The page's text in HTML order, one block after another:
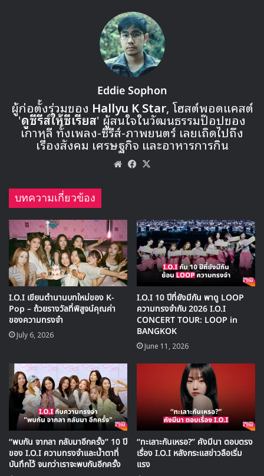
🎙GYUBIN ปลื้มเมืองไทยขนาดไหน? ถึงกลับมาถ่าย
MV เพลงใหม่ LIKE U 100 ที่กรุงเทพ
▶ คลิกดูสัมภาษณ์พิเศษ
ซึ่งจะเป็นการทำกิจกรรมควบคู่ไปกับกิจกรรมของ I.O.I ใน
Eddie Sophon
ผู้ก่อตั้งร่วมของ Hallyu K Star, โฮสต์พอดแคสต์
'ดูซีรีส์ให้ซีเรียส' ผู้สนใจในวัฒนธรรมป๊อปของ
เกาหลี ทั้งเพลง-ซีรีส์-ภาพยนตร์ เลยเถิดไปถึง
เรื่องสังคม เศรษฐกิจ และอาหารการกิน
WebsiteFacebook
บทความเกี่ยวข้อง
I.O.I เขียนตำนานบทใหม่ของ K-
Pop – ถ้วยรางวัลที่พิสูจน์คุณค่า
ของความทรงจำ
July 6, 2026
I.O.I 10 ปีที่ยังมีกัน พาดู LOOP
ความทรงจำกับ 2026 I.O.I
CONCERT TOUR: LOOP in
BANGKOK
June 11, 2026
“พบกัน จากลา กลับมาอีกครั้ง” 10 ปี
ของ I.O.I ความทรงจำและน้ำตาที่
บันทึกไว้ จนกว่าเราจะพบกันอีกครั้ง
“ทะเลาะกันเหรอ?” คังมีนา ตอบตรง
เรื่อง I.O.I หลังกระแสข่าวลือเริ่ม
แรง